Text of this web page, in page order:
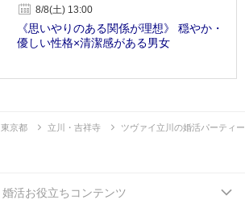
8/8(土) 13:00
《思いやりのある関係が理想》 穏やか・
優しい性格×清潔感がある男女
東京都 立川・吉祥寺 ツヴァイ立川の婚活パーティー
婚活お役立ちコンテンツ